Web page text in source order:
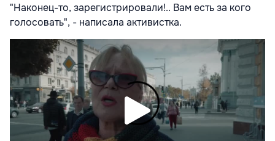
"Наконец-то, зарегистрировали!.. Вам есть за кого
голосовать", - написала активистка.